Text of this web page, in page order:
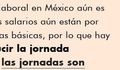
en México aún es
aún están por
básicas, por lo que hay
la jornada
las jornadas son